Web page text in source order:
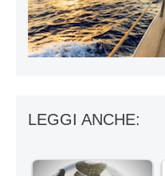
LEGGI ANCHE: